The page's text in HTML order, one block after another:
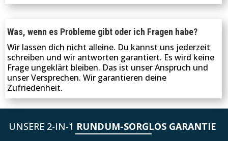
Was, wenn es Probleme gibt oder ich Fragen habe?
Wir lassen dich nicht alleine. Du kannst uns jederzeit
schreiben und wir antworten garantiert. Es wird keine
Frage ungeklärt bleiben. Das ist unser Anspruch und
unser Versprechen. Wir garantieren deine
Zufriedenheit.
UNSERE 2-IN-1 RUNDUM-SORGLOS GARANTIE